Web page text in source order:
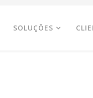
SOLUÇÕES